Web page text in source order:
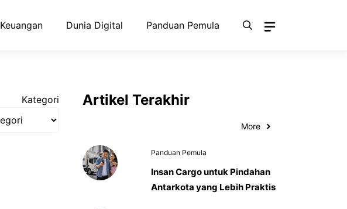
Keuangan Dunia Digital Panduan Pemula
Kategori Artikel Terakhir
More
Panduan Pemula
Insan Cargo untuk Pindahan
Antarkota yang Lebih Praktis